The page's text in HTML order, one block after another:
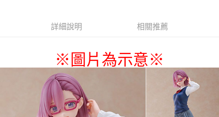
每筆NT$65，滿NT$1,300(含以上)免運費
宅配-木棉花樂園專用
每筆NT$100，滿NT$1,300(含以上)免運費
詳細說明 相關推薦
※圖片為示意※